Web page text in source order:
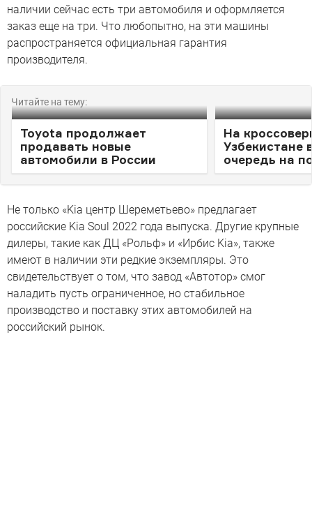
наличии сейчас есть три автомобиля и оформляется
заказ еще на три. Что любопытно, на эти машины
распространяется официальная гарантия
производителя.
Читайте на тему:
Toyota продолжает
продавать новые
автомобили в России
На
Узбекистане
очередь на
Не только «Kia центр Шереметьево» предлагает
российские Kia Soul 2022 года выпуска. Другие крупные
дилеры, такие как ДЦ «Рольф» и «Ирбис Kia», также
имеют в наличии эти редкие экземпляры. Это
свидетельствует о том, что завод «Автотор» смог
наладить пусть ограниченное, но стабильное
производство и поставку этих автомобилей на
российский рынок.